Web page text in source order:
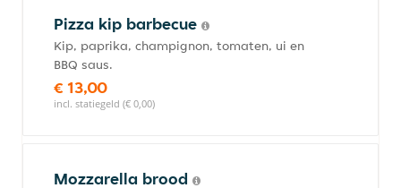
Pizza kip barbecue
Kip, paprika, champignon, tomaten, ui en
BBQ saus.
€ 13,00
incl. statiegeld (€ 0,00)
Mozzarella brood